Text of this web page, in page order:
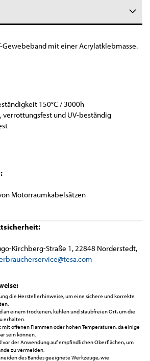
Gewebeband mit einer Acrylatklebmasse.
150°C / 3000h
und UV-beständig
Motorraumkabelsätzen
Kirchberg-Straße 1, 22848 Norderstedt,
die Herstellerhinweise, um eine sichere und korrekte
an einem trockenen, kühlen und staubfreien Ort, um die
erhalten.
offenen Flammen oder hohen Temperaturen, da einige
sein können.
vor der Anwendung auf empfindlichen Oberflächen, um
zu vermeiden.
des Bandes geeignete Werkzeuge, wie